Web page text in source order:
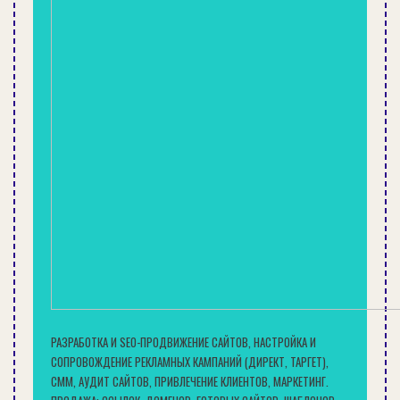
АККУМУЛЯТОРНЫЙ ИНСТРУМЕНТ ДЛЯ ДОМА В ВОПРОСАХ И
ОТВЕТАХ
РАЗРАБОТКА И SEO-ПРОДВИЖЕНИЕ САЙТОВ, НАСТРОЙКА И
СОПРОВОЖДЕНИЕ РЕКЛАМНЫХ КАМПАНИЙ (ДИРЕКТ, ТАРГЕТ),
СММ, АУДИТ САЙТОВ, ПРИВЛЕЧЕНИЕ КЛИЕНТОВ, МАРКЕТИНГ.